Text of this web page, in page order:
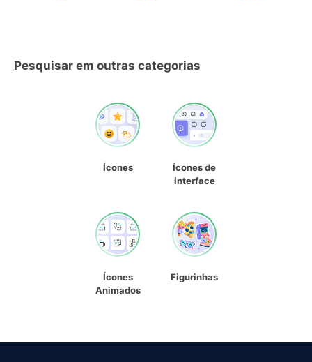
Pesquisar em outras categorias
Ícones
Ícones de
interface
Ícones
Animados
Figurinhas